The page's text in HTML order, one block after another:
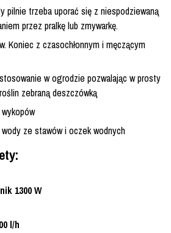
pilnie trzeba uporać się z niespodziewaną
przez pralkę lub zmywarkę.
Koniec z czasochłonnym i męczącym
w ogrodzie pozwalając w prosty
zebraną deszczówką
ze stawów i oczek wodnych
1300 W
l/h